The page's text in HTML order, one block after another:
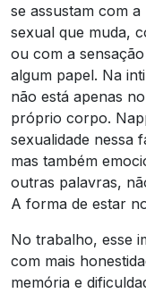
se assustam com
sexual que muda,
ou com a
algum papel. Na
não está apenas
próprio corpo.
sexualidade nessa
mas também
outras palavras,
A forma de estar
No trabalho, esse
com mais
memória e